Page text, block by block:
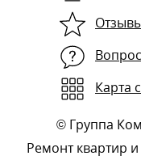
Карта
© Группа
Ремонт квартир